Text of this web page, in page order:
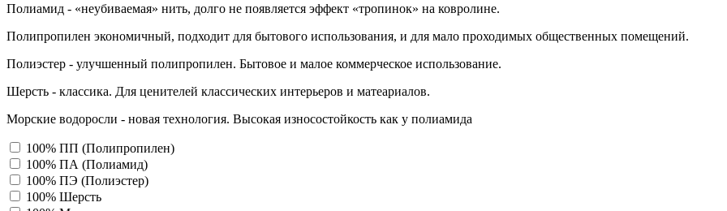
Полиамид - «неубиваемая» нить, долго не появляется эффект «тропинок» на ковролине.
Полипропилен экономичный, подходит для бытового использования, и для мало проходимых общественных помещений.
Полиэстер - улучшенный полипропилен. Бытовое и малое коммерческое использование.
Шерсть - классика. Для ценителей классических интерьеров и матеариалов.
Морские водоросли - новая технология. Высокая износостойкость как у полиамида
100% ПП (Полипропилен)
100% ПА (Полиамид)
100% ПЭ (Полиэстер)
100% Шерсть